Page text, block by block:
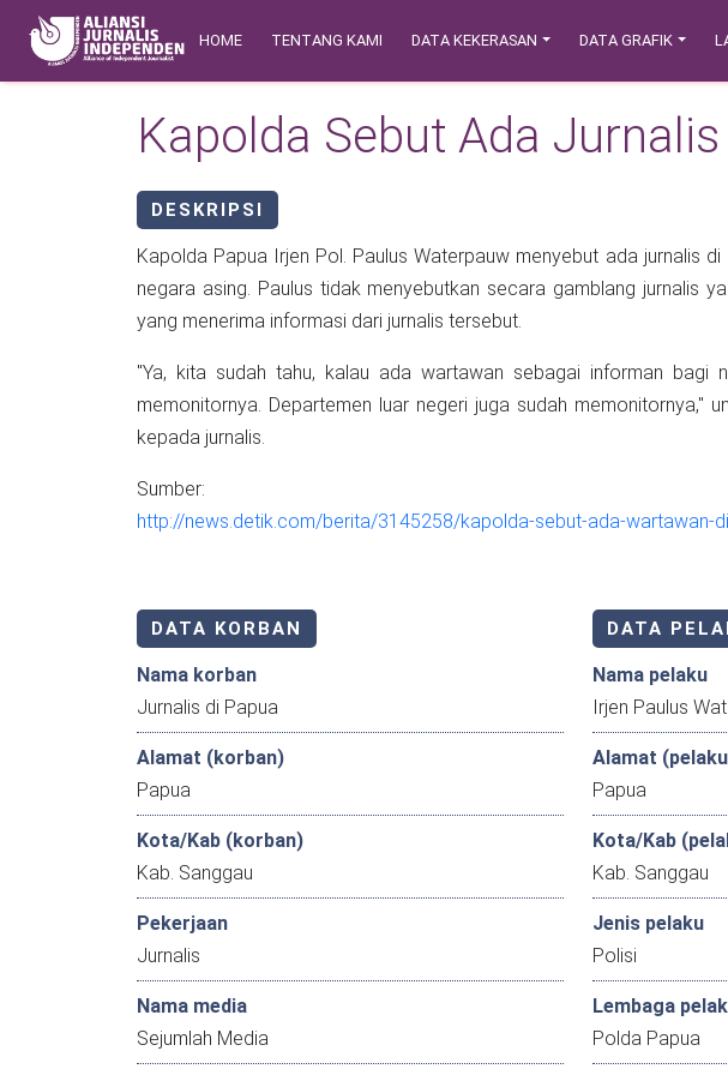
Skip to main content
Safety Corner
Main navigation
HOME TENTANG KAMI DATA KEKERASAN DATA GRAFIK
Kapolda Sebut Ada
DESKRIPSI
Kapolda Papua Irjen Pol. Paulus Waterpauw menyebut ada jurnalis
negara asing. Paulus tidak menyebutkan secara gamblang jurnalis
yang menerima informasi dari jurnalis tersebut.
"Ya, kita sudah tahu, kalau ada wartawan sebagai informan bagi
memonitornya. Departemen luar negeri juga sudah memonitornya,"
kepada jurnalis.
Sumber:
http://news.detik.com/berita/3145258/kapolda-sebut-ada-wartawan-
DATA KORBAN
Nama korban
Jurnalis di Papua
Alamat (korban)
Papua
Kota/Kab (korban)
Kab. Sanggau
Pekerjaan
Jurnalis
Nama media
Sejumlah Media
DATA
Nama pelaku
Irjen Paulus
Alamat
Papua
Kota/Kab
Kab. Sanggau
Jenis pelaku
Polisi
Lembaga
Polda Papua